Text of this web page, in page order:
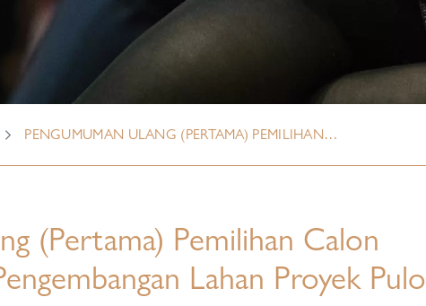
PENGUMUMAN ULANG (PERTAMA) PEMILIHAN…
(Pertama) Pemilihan Calon
Lahan Proyek Pulo